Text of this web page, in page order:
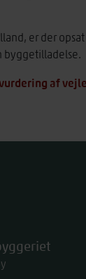
er der
byggetilladelse.
af